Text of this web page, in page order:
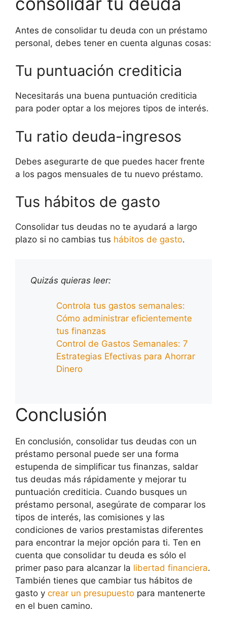
Antes de consolidar tu deuda con un préstamo
personal, debes tener en cuenta algunas cosas:
Tu puntuación crediticia
Necesitarás una buena puntuación crediticia
para poder optar a los mejores tipos de interés.
Tu ratio deuda-ingresos
Debes asegurarte de que puedes hacer frente
a los pagos mensuales de tu nuevo préstamo.
Tus hábitos de gasto
Consolidar tus deudas no te ayudará a largo
plazo si no cambias tus hábitos de gasto.
Quizás quieras leer:
Controla tus gastos semanales:
Cómo administrar eficientemente
tus finanzas
Control de Gastos Semanales: 7
Estrategias Efectivas para Ahorrar
Dinero
Conclusión
En conclusión, consolidar tus deudas con un
préstamo personal puede ser una forma
estupenda de simplificar tus finanzas, saldar
tus deudas más rápidamente y mejorar tu
puntuación crediticia. Cuando busques un
préstamo personal, asegúrate de comparar los
tipos de interés, las comisiones y las
condiciones de varios prestamistas diferentes
para encontrar la mejor opción para ti. Ten en
cuenta que consolidar tu deuda es sólo el
primer paso para alcanzar la libertad financiera.
También tienes que cambiar tus hábitos de
gasto y crear un presupuesto para mantenerte
en el buen camino.